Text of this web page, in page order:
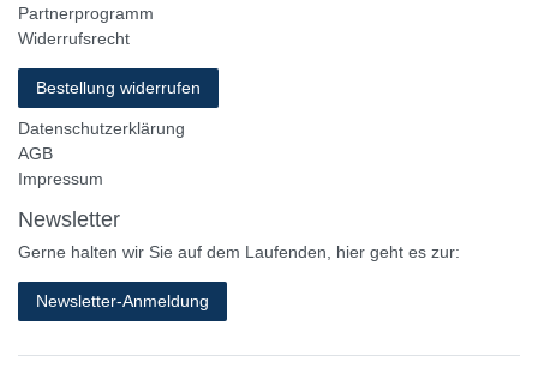
Partnerprogramm
Widerrufsrecht
Bestellung widerrufen
Datenschutzerklärung
AGB
Impressum
Newsletter
Gerne halten wir Sie auf dem Laufenden, hier geht es zur:
Newsletter-Anmeldung